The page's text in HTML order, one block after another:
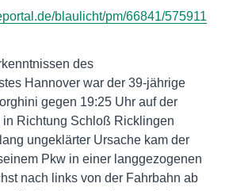
blaulicht/pm/66841/575911
des
Hannover war der 39-jährige
gegen 19:25 Uhr auf der
in Richtung Schloß Ricklingen
ungeklärter Ursache kam der
Pkw in einer langgezogenen
nach links von der Fahrbahn ab